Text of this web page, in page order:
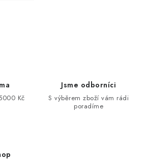
Kč
Jsme odborníci
S výběrem zboží vám rádi
poradíme